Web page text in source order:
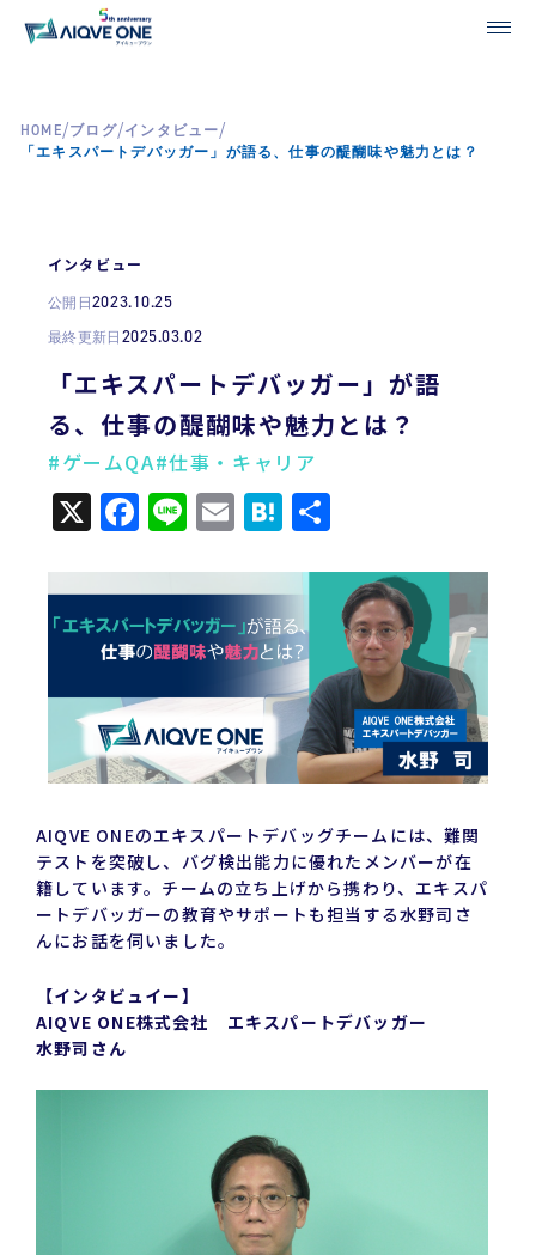
HOME/ブログ/インタビュー/
「エキスパートデバッガー」が語る、仕事の醍醐味や魅力とは？
インタビュー
公開日2023.10.25
最終更新日2025.03.02
「エキスパートデバッガー」が語
る、仕事の醍醐味や魅力とは？
#ゲームQA#仕事・キャリア
X Facebook
LineEmailHatena
AIQVE ONEのエキスパートデバッグチームには、難関
テストを突破し、バグ検出能力に優れたメンバーが在
籍しています。チームの立ち上げから携わり、エキスパ
ートデバッガーの教育やサポートも担当する水野司さ
んにお話を伺いました。
【インタビュイー】
AIQVE ONE株式会社 エキスパートデバッガー
水野司さん